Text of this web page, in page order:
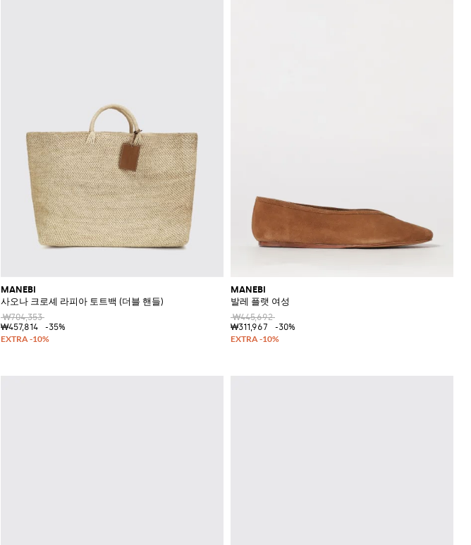
MANEBI
사오나 크로셰 라피아 토트백 (더블 핸들)
₩704,353
₩457,814
-35%
MANEBI
발레 플랫 여성
₩445,692
₩311,967
-30%